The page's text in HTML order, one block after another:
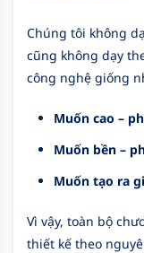
Chúng tôi không
cũng không dạy
công nghệ giống
Muốn cao –
Muốn bền –
Muốn tạo ra
Vì vậy, toàn bộ
thiết kế theo